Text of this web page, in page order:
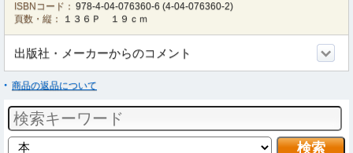
ISBNコード： 978-4-04-076360-6 (4-04-076360-2)
頁数・縦：
１３６Ｐ １９ｃｍ
出版社・メーカーからのコメント
商品の返品について